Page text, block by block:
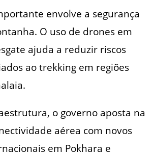
envolve a segurança
O uso de drones em
ajuda a reduzir riscos
ao trekking em regiões
o governo aposta na
aérea com novos
em Pokhara e